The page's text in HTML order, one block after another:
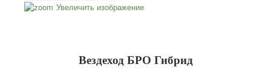
Увеличить изображение
Вездеход БРО Гибрид